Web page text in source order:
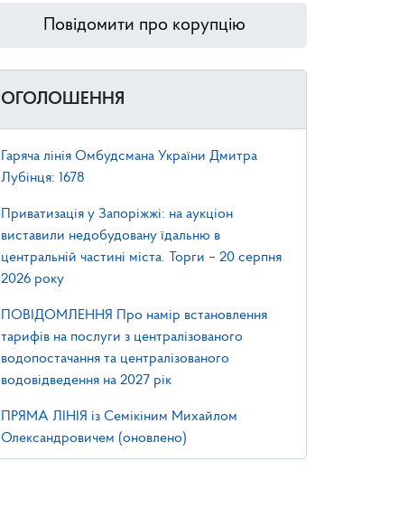
Повідомити про корупцію
ОГОЛОШЕННЯ
Гаряча лінія Омбудсмана України Дмитра
Лубінця: 1678
Приватизація у Запоріжжі: на аукціон
виставили недобудовану їдальню в
центральній частині міста. Торги – 20 серпня
2026 року
ПОВІДОМЛЕННЯ Про намір встановлення
тарифів на послуги з централізованого
водопостачання та централізованого
водовідведення на 2027 рік
ПРЯМА ЛІНІЯ із Семікіним Михайлом
Олександровичем (оновлено)